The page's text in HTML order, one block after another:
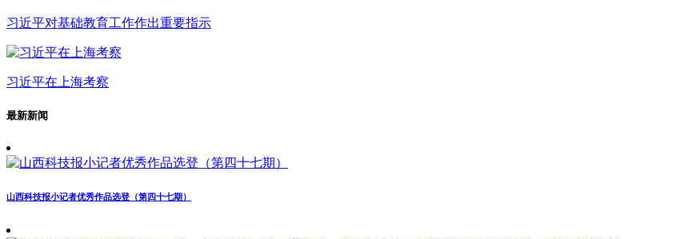
习近平对基础教育工作作出重要指示
习近平在上海考察
最新新闻
山西科技报小记者优秀作品选登（第四十七期）